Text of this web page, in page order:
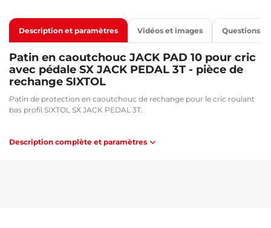
Description et paramètres Vidéos et images Questions
Patin en caoutchouc JACK PAD 10 pour cric
avec pédale SX JACK PEDAL 3T - pièce de
rechange SIXTOL
Patin de protection en caoutchouc de rechange pour le cric roulant
bas profil SIXTOL SX JACK PEDAL 3T.
Description complète et paramètres